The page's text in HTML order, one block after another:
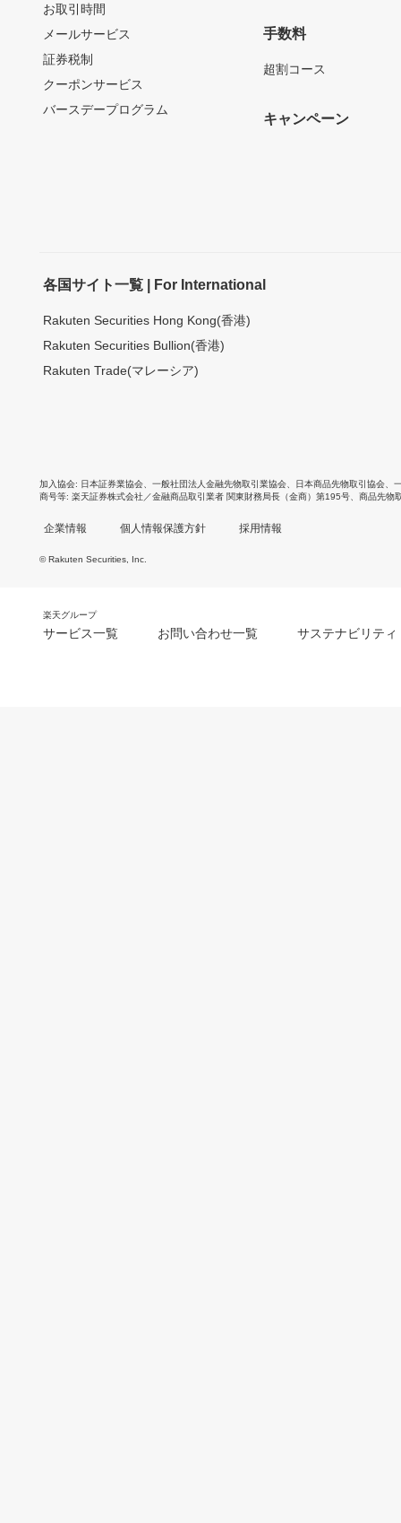
お取引時間
メールサービス
証券税制
クーポンサービス
バースデープログラム
手数料
超割コース
キャンペーン
各国サイト一覧 | For International
Rakuten Securities Hong Kong(香港)
Rakuten Securities Bullion(香港)
Rakuten Trade(マレーシア)
加入協会 日本証券業協会 一般社団法人金融先物取引業協会 日本商品先物取引協会
商号等 楽天証券株式会社／金融商品取引業者 関東財務局長（金商）第195号、商品先物
企業情報 個人情報保護方針 採用情報
© Rakuten Securities, Inc.
楽天グループ
サービス一覧 お問い合わせ一覧 サステナビリティ